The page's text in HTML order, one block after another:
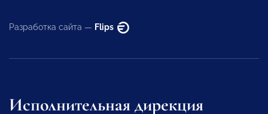
Разработка сайта — Flips
Исполнительная дирекция